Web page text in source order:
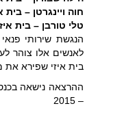
חוה ויינגרטן –
טלי טורבן – בית
הנגשת שירותי
לאנשים אלו צוהר
בית איזי שפירא
ההרצאה נישאה
– 2015